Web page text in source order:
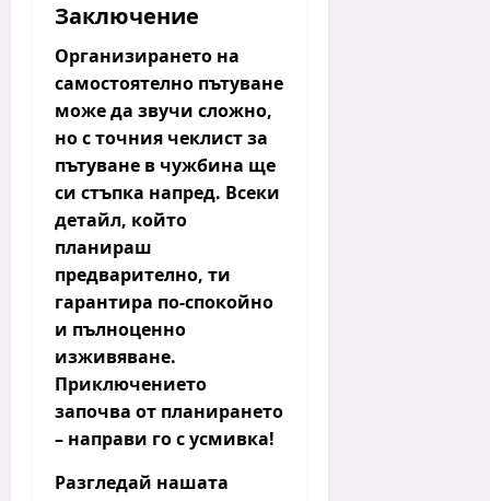
Заключение
Организирането на
самостоятелно пътуване
може да звучи сложно,
но с точния чеклист за
пътуване в чужбина ще
си стъпка напред. Всеки
детайл, който
планираш
предварително, ти
гарантира по-спокойно
и пълноценно
изживяване.
Приключението
започва от планирането
– направи го с усмивка!
Разгледай нашата